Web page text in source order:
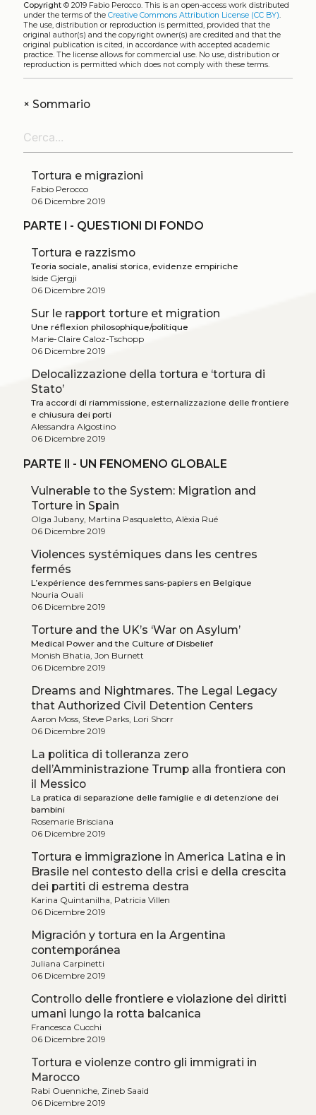
Copyright© 2019 Fabio Perocco. This is an open-access work distributed
under the terms of the Creative Commons Attribution License (CC BY).
The use, distribution or reproduction is permitted, provided that the
original author(s) and the copyright owner(s) are credited and that the
original publication is cited, in accordance with accepted academic
practice. The license allows for commercial use. No use, distribution or
reproduction is permitted which does not comply with these terms.
+Sommario
Tortura e migrazioni
Fabio Perocco
06 Dicembre 2019
PARTE I - QUESTIONI DI FONDO
Tortura e razzismo
Teoria sociale, analisi storica, evidenze empiriche
Iside Gjergji
06 Dicembre 2019
Sur le rapport torture et migration
Une réflexion philosophique/politique
Marie-Claire Caloz-Tschopp
06 Dicembre 2019
Delocalizzazione della tortura e ‘tortura di
Stato’
Tra accordi di riammissione, esternalizzazione delle frontiere
e chiusura dei porti
Alessandra Algostino
06 Dicembre 2019
PARTE II - UN FENOMENO GLOBALE
Vulnerable to the System: Migration and
Torture in Spain
Olga Jubany, Martina Pasqualetto, Alèxia Rué
06 Dicembre 2019
Violences systémiques dans les centres
fermés
L’expérience des femmes sans-papiers en Belgique
Nouria Ouali
06 Dicembre 2019
Torture and the UK’s ‘War on Asylum’
Medical Power and the Culture of Disbelief
Monish Bhatia, Jon Burnett
06 Dicembre 2019
Dreams and Nightmares. The Legal Legacy
that Authorized Civil Detention Centers
Aaron Moss, Steve Parks, Lori Shorr
06 Dicembre 2019
La politica di tolleranza zero
dell’Amministrazione Trump alla frontiera con
il Messico
La pratica di separazione delle famiglie e di detenzione dei
bambini
Rosemarie Brisciana
06 Dicembre 2019
Tortura e immigrazione in America Latina e in
Brasile nel contesto della crisi e della crescita
dei partiti di estrema destra
Karina Quintanilha, Patricia Villen
06 Dicembre 2019
Migración y tortura en la Argentina
contemporánea
Juliana Carpinetti
06 Dicembre 2019
Controllo delle frontiere e violazione dei diritti
umani lungo la rotta balcanica
Francesca Cucchi
06 Dicembre 2019
Tortura e violenze contro gli immigrati in
Marocco
Rabi Ouenniche, Zineb Saaid
06 Dicembre 2019